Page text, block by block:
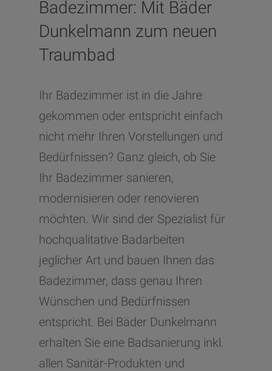
Badezimmer: Mit Bäder
Dunkelmann zum neuen
Traumbad
Ihr Badezimmer ist in die Jahre
gekommen oder entspricht einfach
nicht mehr Ihren Vorstellungen und
Bedürfnissen? Ganz gleich, ob Sie
Ihr Badezimmer sanieren,
modernisieren oder renovieren
möchten. Wir sind der Spezialist für
hochqualitative Badarbeiten
jeglicher Art und bauen Ihnen das
Badezimmer, dass genau Ihren
Wünschen und Bedürfnissen
entspricht. Bei Bäder Dunkelmann
erhalten Sie eine Badsanierung inkl.
allen Sanitär-Produkten und